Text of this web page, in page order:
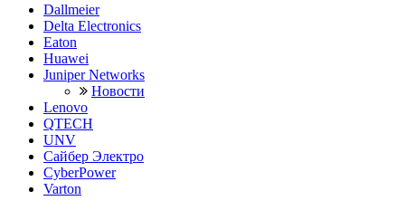
Dallmeier
Delta Electronics
Eaton
Huawei
Juniper Networks
Новости
Lenovo
QTECH
UNV
Сайбер Электро
CyberPower
Varton